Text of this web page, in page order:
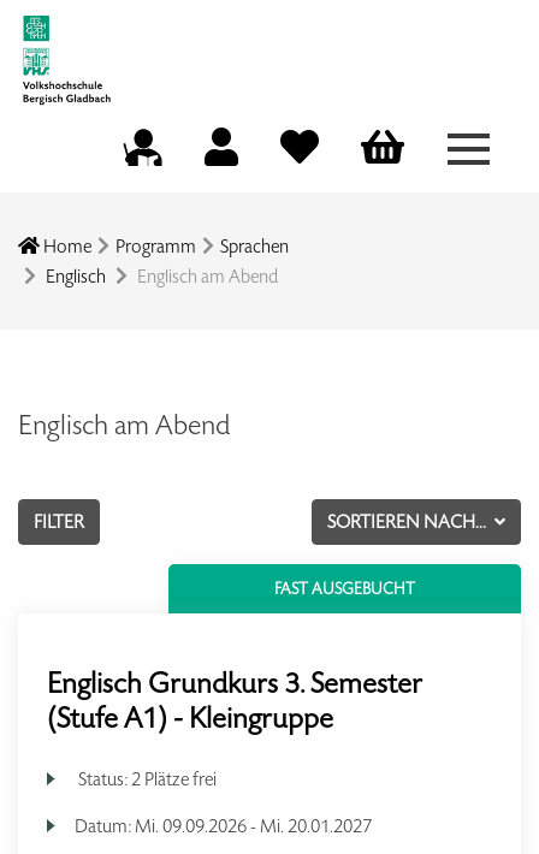
Menü
Home Programm
Sprachen
Englisch
Englisch am Abend
Englisch am Abend
SORTIEREN NACH...
FILTER
FAST AUSGEBUCHT
Englisch Grundkurs 3. Semester
(Stufe A1) - Kleingruppe
Status:2 Plätze frei
Datum: Mi. 09.09.2026 - Mi. 20.01.2027